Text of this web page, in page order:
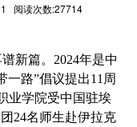
阅读次数:27714
新篇。2024年是中
一路”倡议提出11周
业学院受中国驻埃
24名师生赴伊拉克